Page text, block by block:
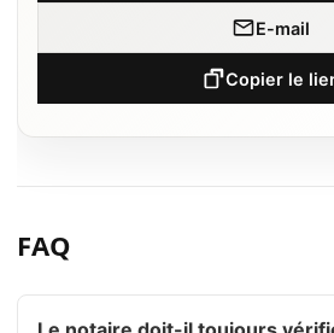
E-mail
Copier le
FAQ